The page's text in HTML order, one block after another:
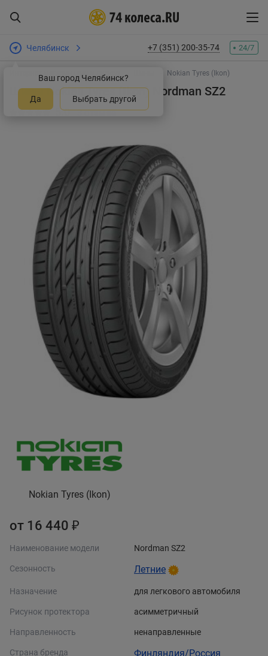
Челябинск
Ваш город Челябинск?
Да Выбрать другой
+7 (351) 200-35-74 24/7
Интернет-магазин шин и дисков Nokian Tyres (Ikon)
Шины Nokian Tyres (Ikon) Nordman SZ2
5.0 3 отзыва
Nokian Tyres (Ikon)
от 16 440 ₽
Наименование модели Nordman SZ2
Сезонность Летние
Назначение для легкового автомобиля
Рисунок протектора асимметричный
Направленность ненаправленные
Страна бренда Финляндия/Россия